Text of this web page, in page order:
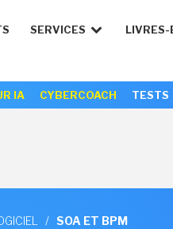
SERVICES LIVRES-
IA CYBERCOACH TESTS
/ SOA ET BPM